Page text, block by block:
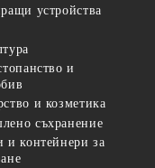
устройства
и
и козметика
съхранение
и контейнери за